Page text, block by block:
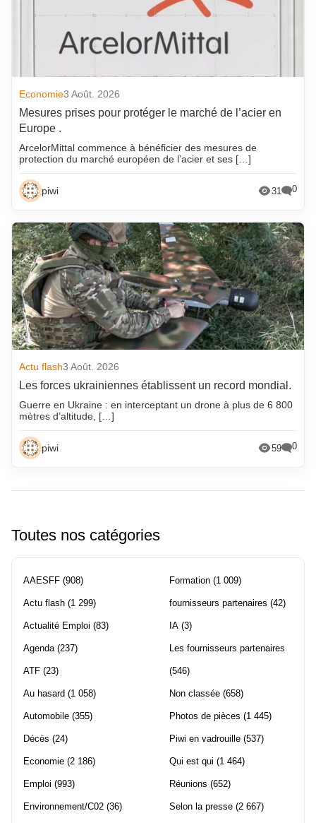
Economie3 Août. 2026
Mesures prises pour protéger le marché de l’acier en
Europe .
ArcelorMittal commence à bénéficier des mesures de
protection du marché européen de l’acier et ses […]
piwi 31 0
Actu flash3 Août. 2026
Les forces ukrainiennes établissent un record mondial.
Guerre en Ukraine : en interceptant un drone à plus de 6 800
mètres d’altitude, […]
piwi 59 0
Toutes nos catégories
AAESFF (908)
Actu flash (1 299)
Actualité Emploi (83)
Agenda(237)
ATF (23)
Au hasard (1 058)
Automobile (355)
Décès (24)
Economie (2 186)
Emploi (993)
Environnement/C02 (36)
Formation (1 009)
fournisseurs partenaires (42)
IA (3)
Les fournisseurs partenaires
(546)
Non classée (658)
Photos de pièces (1 445)
Piwi en vadrouille (537)
Qui est qui (1 464)
Réunions (652)
Selon la presse (2 667)